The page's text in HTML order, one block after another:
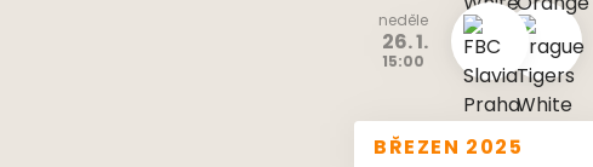
neděle
26. 1.
15:00
BŘEZEN 2025